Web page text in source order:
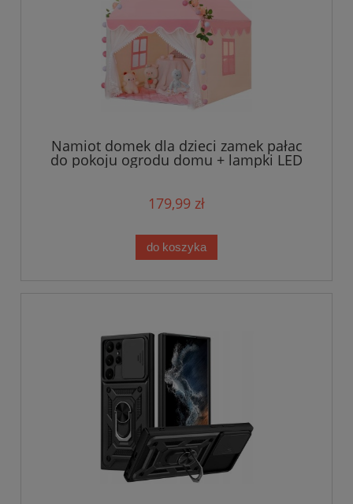
Namiot domek dla dzieci zamek pałac
do pokoju ogrodu domu + lampki LED
179,99 zł
do koszyka